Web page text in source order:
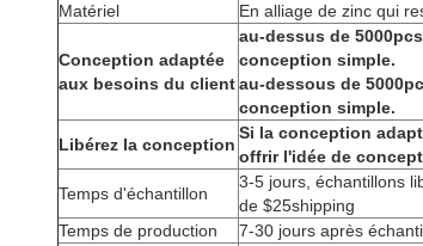
Matériel
En alliage de zinc qui
Conception adaptée
aux besoins du client
au-dessus de
conception simple.
au-dessous de
conception simple.
Libérez la conception
Si la conception
offrir l'idée de
Temps d'échantillon
3-5 jours, échantillons
de $25shipping
Temps de production
7-30 jours après